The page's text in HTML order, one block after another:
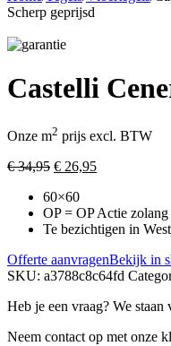
Scherp geprijsd
Castelli
Onze m2 prijs excl. BTW
€34,95 Oorspronkelijke
was:
€ 34,95.
€ 26,95Huidige
€ 26,95.
60×60
OP = OP Actie
Te bezichtigen in
Offerte aanvragenBekijk in
SKU: a3788c8c64fd
Heb je een vraag? We staan
Neem contact op met onze